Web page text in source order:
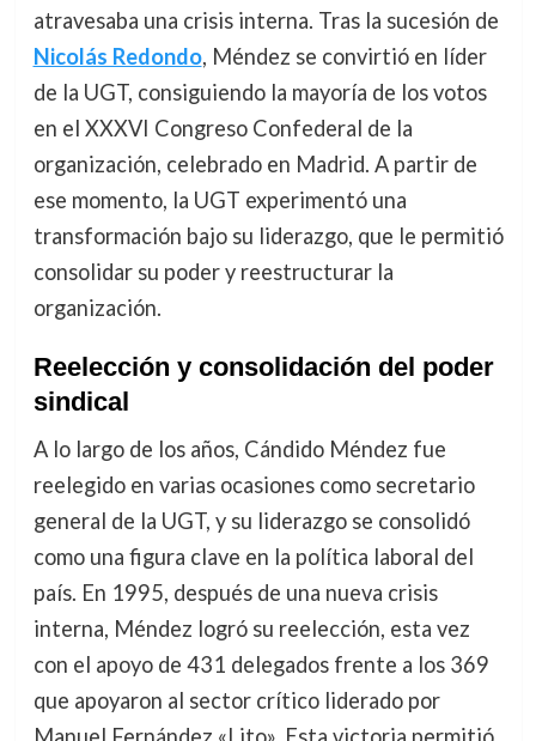
atravesaba una crisis interna. Tras la sucesión de
Nicolás Redondo, Méndez se convirtió en líder
de la UGT, consiguiendo la mayoría de los votos
en el XXXVI Congreso Confederal de la
organización, celebrado en Madrid. A partir de
ese momento, la UGT experimentó una
transformación bajo su liderazgo, que le permitió
consolidar su poder y reestructurar la
organización.
Reelección y consolidación del poder
sindical
A lo largo de los años, Cándido Méndez fue
reelegido en varias ocasiones como secretario
general de la UGT, y su liderazgo se consolidó
como una figura clave en la política laboral del
país. En 1995, después de una nueva crisis
interna, Méndez logró su reelección, esta vez
con el apoyo de 431 delegados frente a los 369
que apoyaron al sector crítico liderado por